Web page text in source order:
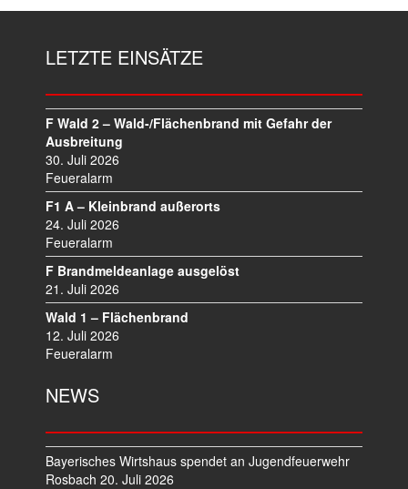
LETZTE EINSÄTZE
F Wald 2 – Wald-/Flächenbrand mit Gefahr der
Ausbreitung
30. Juli 2026
Feueralarm
F1 A – Kleinbrand außerorts
24. Juli 2026
Feueralarm
F Brandmeldeanlage ausgelöst
21. Juli 2026
Wald 1 – Flächenbrand
12. Juli 2026
Feueralarm
NEWS
Bayerisches Wirtshaus spendet an Jugendfeuerwehr
Rosbach 20. Juli 2026